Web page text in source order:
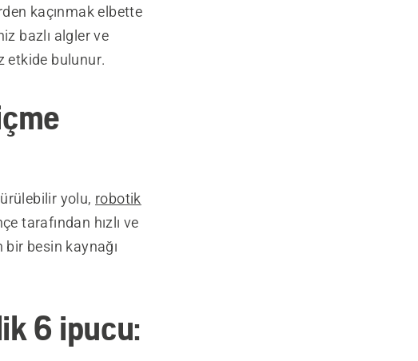
kaçınmak elbette
bazlı algler ve
etkide bulunur.
yolu, robotik
tarafından hızlı ve
bir besin kaynağı
6 ipucu: